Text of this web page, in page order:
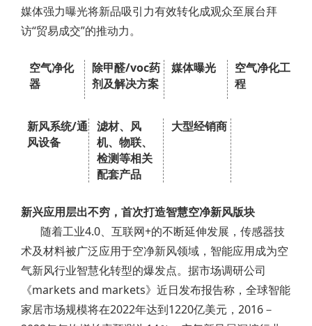
媒体强力曝光将新品吸引力有效转化成观众至展台拜
访“贸易成交”的推动力。
空气净化
器
除甲醛/voc药
剂及解决方案
媒体曝光
空气净化工
程
新风系统/通
风设备
滤材、风
机、物联、
检测等相关
配套产品
大型经销商
新兴应用层出不穷，首次打造智慧空净新风版块
随着工业4.0、互联网+的不断延伸发展，传感器技
术及材料被广泛应用于空净新风领域，智能应用成为空
气新风行业智慧化转型的爆发点。据市场调研公司
《markets and markets》近日发布报告称，全球智能
家居市场规模将在2022年达到1220亿美元，2016－